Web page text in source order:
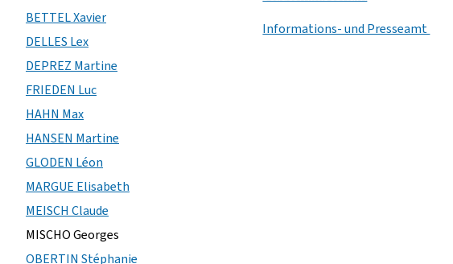
BETTEL Xavier
DELLES Lex
DEPREZ Martine
FRIEDEN Luc
HAHN Max
HANSEN Martine
GLODEN Léon
MARGUE Elisabeth
MEISCH Claude
MISCHO Georges
OBERTIN Stéphanie
Informations- und Presseamt